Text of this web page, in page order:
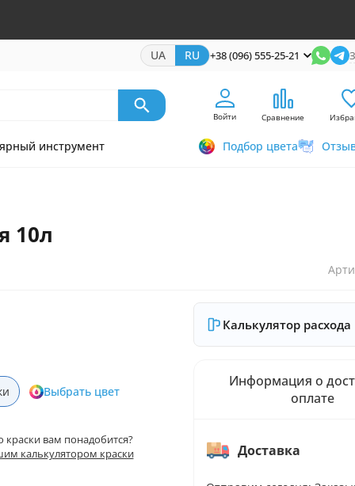
UA RU +38 (096) 555-25-21
Войти Сравнение
инструмент Подбор цвета
10л
Выбрать цвет
вам понадобится?
калькулятором краски
Калькулятор расхода
Информация о
оплате
Доставка